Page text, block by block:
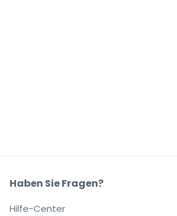
Haben Sie Fragen?
Hilfe-Center